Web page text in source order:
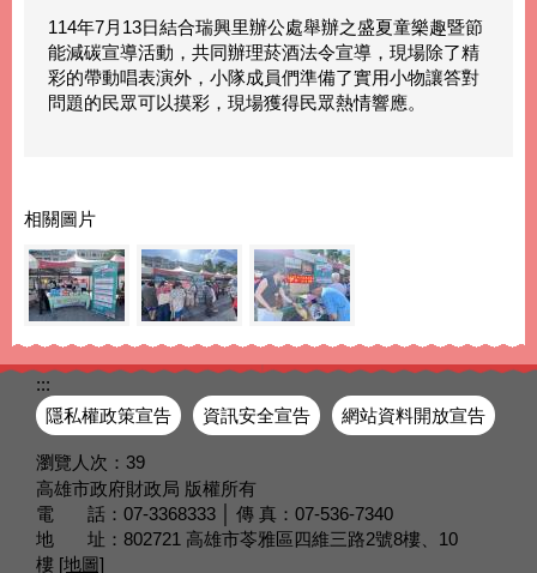
114年7月13日結合瑞興里辦公處舉辦之盛夏童樂趣暨節
能減碳宣導活動，共同辦理菸酒法令宣導，現場除了精
彩的帶動唱表演外，小隊成員們準備了實用小物讓答對
問題的民眾可以摸彩，現場獲得民眾熱情響應。
相關圖片
:::
隱私權政策宣告
資訊安全宣告 網站資料開放宣告
瀏覽人次： 39
高雄市政府財政局 版權所有
電 話：07-3368333 │ 傳 真：07-536-7340
地 址：802721 高雄市苓雅區四維三路2號8樓、10
樓 [地圖]